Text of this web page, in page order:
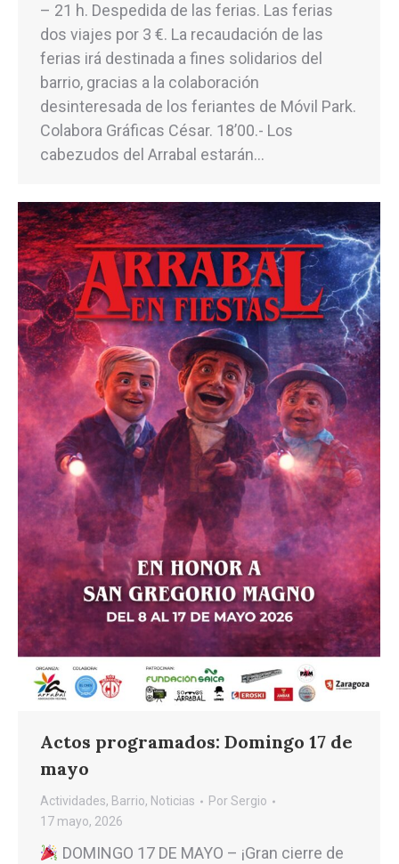
– 21 h. Despedida de las ferias. Las ferias
dos viajes por 3 €. La recaudación de las
ferias irá destinada a fines solidarios del
barrio, gracias a la colaboración
desinteresada de los feriantes de Móvil Park.
Colabora Gráficas César. 18’00.- Los
cabezudos del Arrabal estarán…
Actos programados: Domingo 17 de
mayo
Actividades, Barrio, Noticias PorSergio
17 mayo, 2026
DOMINGO 17 DE MAYO – ¡Gran cierre de